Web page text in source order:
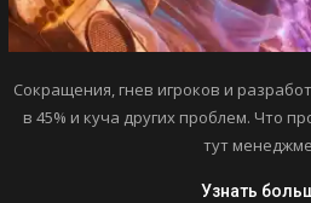
Сокращения, гнев игроков и
в 45% и куча других проблем. Что
тут
Узнать